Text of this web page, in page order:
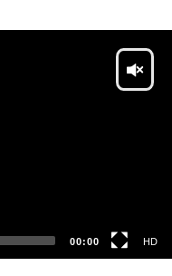
00:00 HD